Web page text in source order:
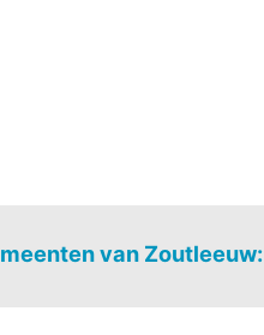
van Zoutleeuw: